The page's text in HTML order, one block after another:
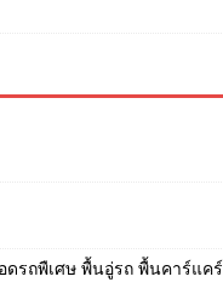
รถพืเศษ พื้นอู่รถ พื้นคาร์แคร์